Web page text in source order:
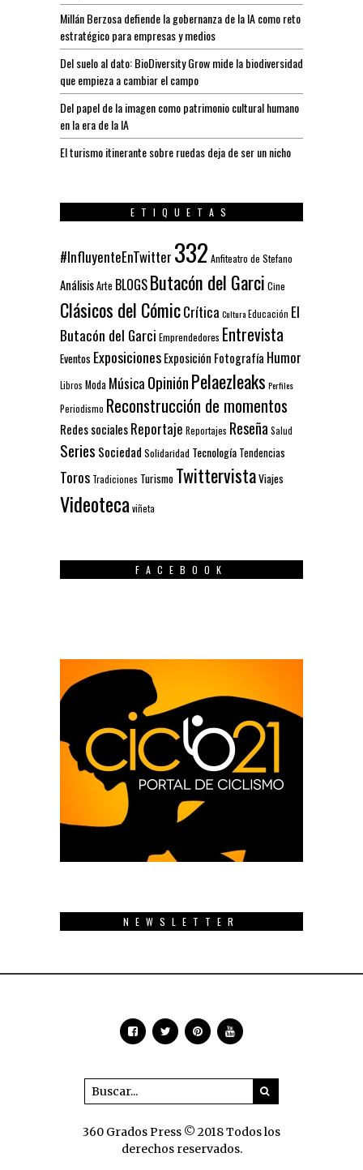
Millán Berzosa defiende la gobernanza de la IA como reto
estratégico para empresas y medios
Del suelo al dato: BioDiversity Grow mide la biodiversidad
que empieza a cambiar el campo
Del papel de la imagen como patrimonio cultural humano
en la era de la IA
El turismo itinerante sobre ruedas deja de ser un nicho
ETIQUETAS
#InfluyenteEnTwitter 332 Anfiteatro de Stefano
AnálisisArte BLOGSButacón del Garci Cine
Clásicos del CómicCrítica CulturaEducación El
Butacón del Garci Emprendedores Entrevista
Eventos ExposicionesExposición Fotografía Humor
Libros Moda Música OpiniónPelaezleaks Perfiles
Periodismo Reconstrucción de momentos
Redes socialesReportaje Reportajes Reseña Salud
Series Sociedad Solidaridad Tecnología Tendencias
Toros Tradiciones Turismo TwittervistaViajes
Videoteca viñeta
FACEBOOK
NEWSLETTER
360 Grados Press © 2018 Todos los
derechos reservados.